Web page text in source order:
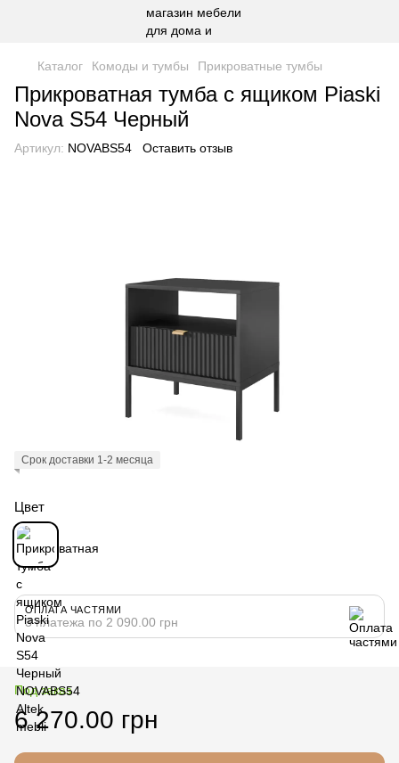
Каталог Комоды и тумбы Прикроватные тумбы
Прикроватная тумба с ящиком Piaski
Nova S54 Черный
Артикул: NOVABS54 Оставить отзыв
Срок доставки 1-2 месяца
Цвет
ОПЛАТА ЧАСТЯМИ
3 платежа по 2 090.00 грн
Под заказ
6 270.00 грн